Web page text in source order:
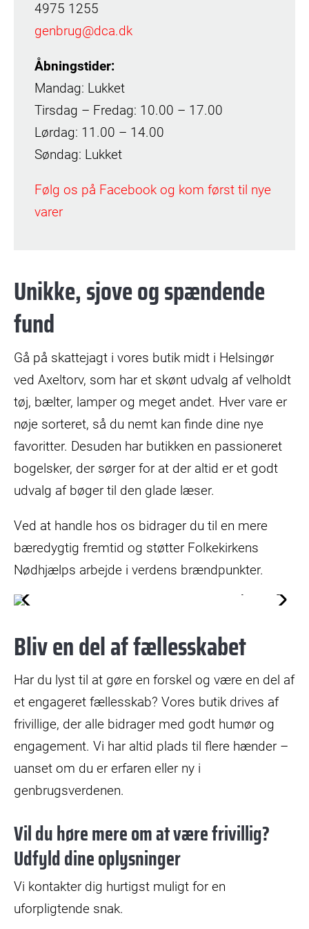
4975 1255
genbrug@dca.dk
Åbningstider:
Mandag: Lukket
Tirsdag – Fredag: 10.00 – 17.00
Lørdag: 11.00 – 14.00
Søndag: Lukket
Følg os på Facebook og kom først til nye
varer
Unikke, sjove og spændende
fund
Gå på skattejagt i vores butik midt i Helsingør
ved Axeltorv, som har et skønt udvalg af velholdt
tøj, bælter, lamper og meget andet. Hver vare er
nøje sorteret, så du nemt kan finde dine nye
favoritter. Desuden har butikken en passioneret
bogelsker, der sørger for at der altid er et godt
udvalg af bøger til den glade læser.
Ved at handle hos os bidrager du til en mere
bæredygtig fremtid og støtter Folkekirkens
Nødhjælps arbejde i verdens brændpunkter.
Bliv en del af fællesskabet
Har du lyst til at gøre en forskel og være en del af
et engageret fællesskab? Vores butik drives af
frivillige, der alle bidrager med godt humør og
engagement. Vi har altid plads til flere hænder –
uanset om du er erfaren eller ny i
genbrugsverdenen.
Vil du høre mere om at være frivillig?
Udfyld dine oplysninger
Vi kontakter dig hurtigst muligt for en
uforpligtende snak.